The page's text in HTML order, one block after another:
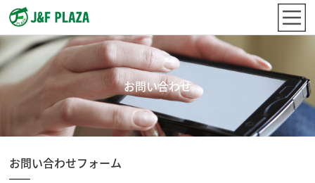
お問い合わせ
お問い合わせフォーム